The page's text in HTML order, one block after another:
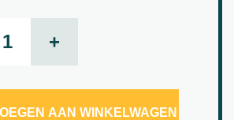
+
AAN WINKELWAGEN